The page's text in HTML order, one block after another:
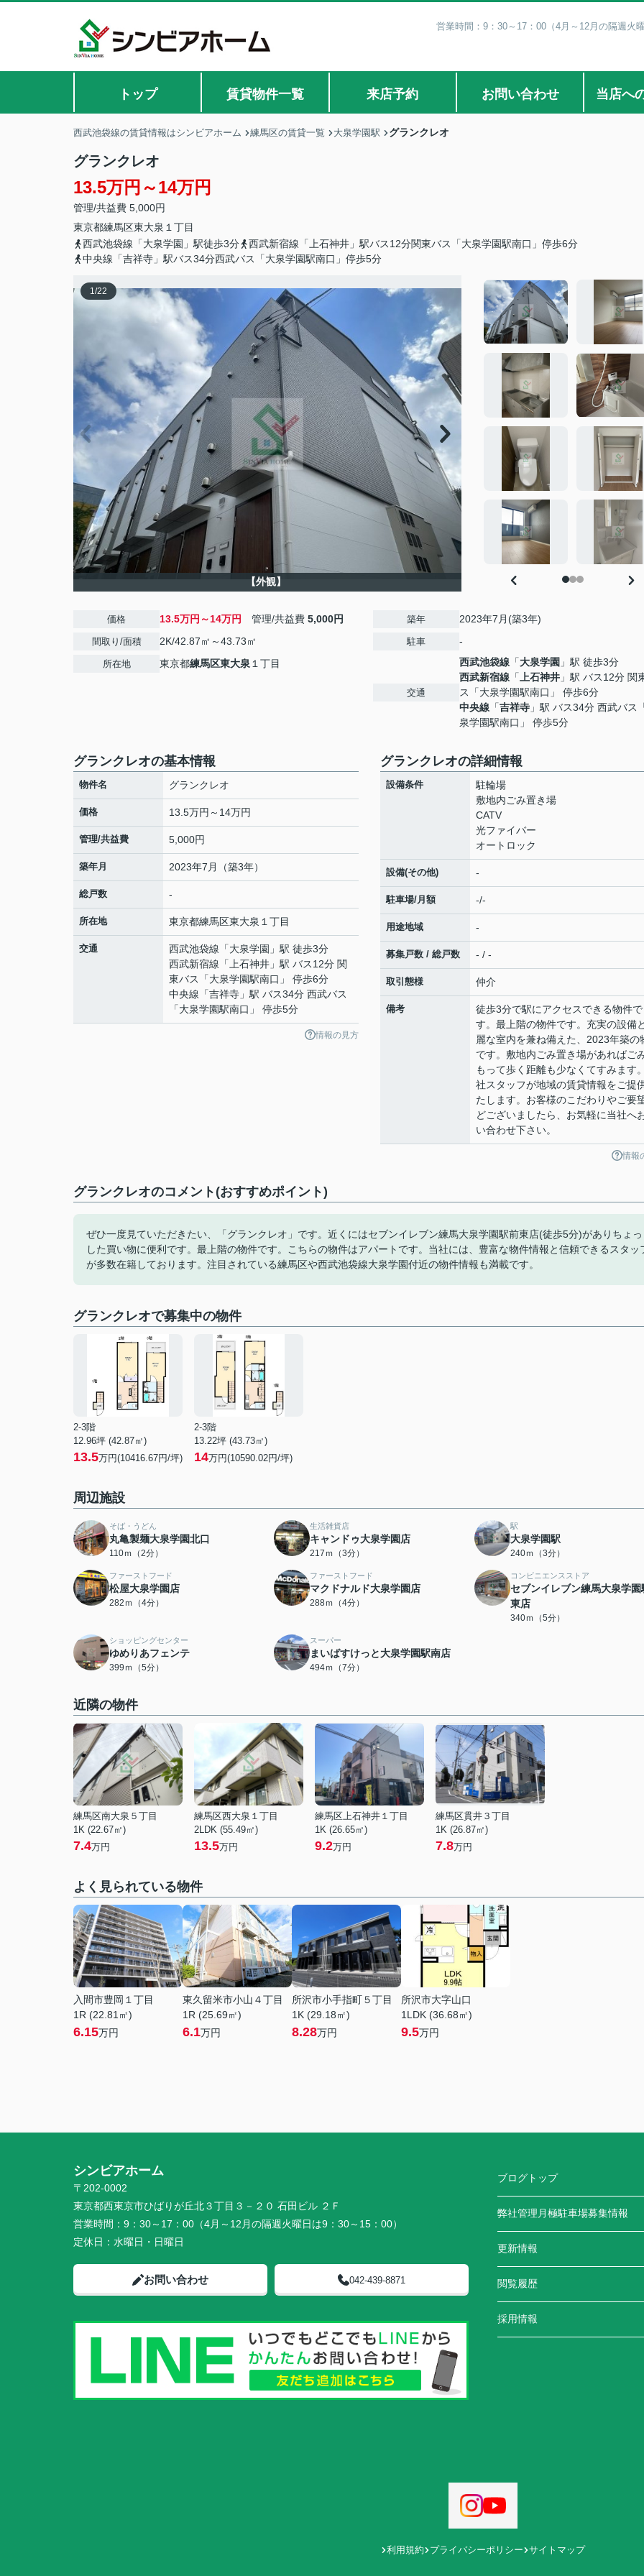
営業時間：9：30～17：00（4月～12月の隔週
トップ 賃貸物件一覧 来店予約 お問い合わせ 当店へ
西武池袋線の賃貸情報はシンビアホーム 練馬区の賃貸一覧 大泉学園駅 グランクレオ
グランクレオ
13.5万円～14万円
管理/共益費 5,000円
東京都練馬区東大泉 １丁目
西武池袋線「大泉学園」駅徒歩3分
西武新宿線「上石神井」駅バス12分関東バス「大泉学園駅南口」停歩6分
中央線「吉祥寺」駅バス34分西武バス「大泉学園駅南口」停歩5分
1/22
【外観】
価格 13.5万円～14万円 管理/共益費 5,000円
間取り/面積 2K/42.87㎡～43.73㎡
所在地 東京都練馬区東大泉 １丁目
築年 2023年7月(築3年)
駐車 -
交通
西武池袋線 「大泉学園 」駅 徒歩3分
西武新宿線 「 上石神井 」駅 バス12分 関
ス「大泉学園駅南口」 停歩6分
中央線 「吉祥寺 」駅 バス34分 西武バス
泉学園駅南口」 停歩5分
グランクレオの基本情報
物件名 グランクレオ
価格 13.5万円～14万円
管理/共益費 5,000円
築年月 2023年7月（築3年）
総戸数 -
所在地 東京都練馬区東大泉 １丁目
交通 西武池袋線 「大泉学園 」駅 徒歩3分
西武新宿線 「 上石神井 」駅 バス12分 関
東バス「大泉学園駅南口」 停歩6分
中央線 「吉祥寺 」駅 バス34分 西武バス
「大泉学園駅南口」 停歩5分
情報の見方
グランクレオの詳細情報
設備条件
駐輪場
敷地内ごみ置き場
CATV
光ファイバー
オートロック
設備(その他) -
駐車場/月額 -/-
用途地域 -
募集戸数 / 総戸数 - / -
取引態様 仲介
備考
徒歩3分で駅にアクセスできる物件で
す。最上階の物件です。充実の設備
麗な室内を兼ね備えた、2023年築の
です。敷地内ごみ置き場があればご
もって歩く距離も少なくてすみます
社スタッフが地域の賃貸情報をご提
たします。お客様のこだわりやご要
どございましたら、お気軽に当社へ
い合わせ下さい。
情報
グランクレオのコメント(おすすめポイント)
ぜひ一度見ていただきたい、「グランクレオ」です。近くにはセブンイレブン練馬大泉学園駅前東店(徒歩5分)がありちょ
した買い物に便利です。最上階の物件です。こちらの物件はアパートです。当社には、豊富な物件情報と信頼できるスタッ
が多数在籍しております。注目されている練馬区や西武池袋線大泉学園付近の物件情報も満載です。
グランクレオで募集中の物件
2-3階
12.96坪 (42.87㎡)
13.5万円(10416.67円/坪)
2-3階
13.22坪 (43.73㎡)
14万円(10590.02円/坪)
周辺施設
そば・うどん
丸亀製麺大泉学園北口
110ｍ（2分）
生活雑貨店
キャンドゥ大泉学園店
217ｍ（3分）
駅
大泉学園駅
240ｍ（3分）
ファーストフード
松屋大泉学園店
282ｍ（4分）
ファーストフード
マクドナルド大泉学園店
288ｍ（4分）
コンビニエンスストア
セブンイレブン練馬大泉学園
東店
340ｍ（5分）
ショッピングセンター
ゆめりあフェンテ
399ｍ（5分）
スーパー
まいばすけっと大泉学園駅南店
494ｍ（7分）
近隣の物件
練馬区南大泉５丁目
1K (22.67㎡)
7.4万円
練馬区西大泉１丁目
2LDK (55.49㎡)
13.5万円
練馬区上石神井１丁目
1K (26.65㎡)
9.2万円
練馬区貫井３丁目
1K (26.87㎡)
7.8万円
よく見られている物件
入間市豊岡１丁目
1R (22.81㎡)
6.15万円
東久留米市小山４丁目
1R (25.69㎡)
6.1万円
所沢市小手指町５丁目
1K (29.18㎡)
8.28万円
所沢市大字山口
1LDK (36.68㎡)
9.5万円
シンビアホーム
〒202-0002
東京都西東京市ひばりが丘北３丁目３－２０ 石田ビル ２Ｆ
営業時間： 9：30～17：00（4月～12月の隔週火曜日は9：30～15：00）
定休日： 水曜日・日曜日
お問い合わせ 042-439-8871
ブログトップ
弊社管理月極駐車場募集情報
更新情報
閲覧履歴
採用情報
利用規約 プライバシーポリシー サイトマップ